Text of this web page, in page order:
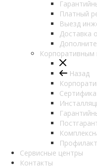
Платный
Выезд
Доставка
Корпоративным
Назад
Сервисные центры
Контакты